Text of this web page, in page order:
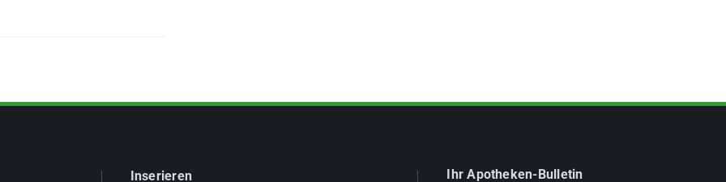
Inserieren Ihr Apotheken-Bulletin